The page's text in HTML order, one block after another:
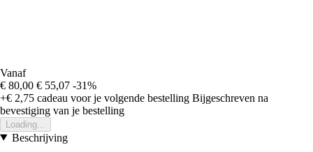
Vanaf
€ 80,00 € 55,07 -31%
+€ 2,75 cadeau voor je volgende bestelling Bijgeschreven na
bevestiging van je bestelling
Loading...
Beschrijving